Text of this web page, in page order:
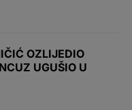
OZLIJEDIO
UGUŠIO U